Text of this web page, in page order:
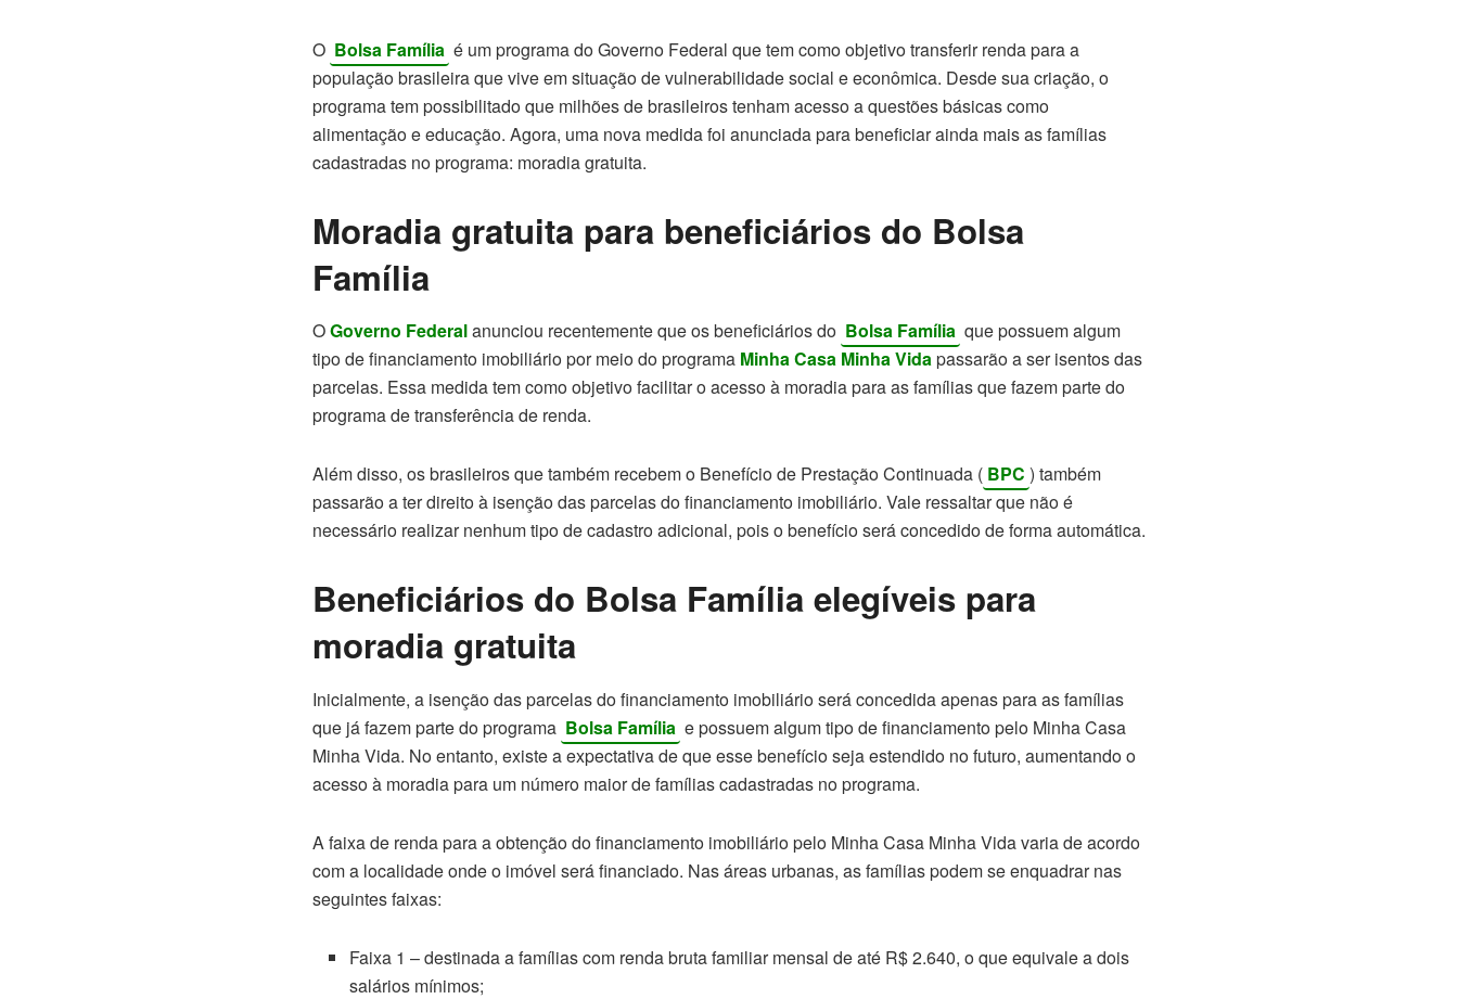
O Bolsa Família é um programa do Governo Federal que tem como objetivo transferir renda para a
população brasileira que vive em situação de vulnerabilidade social e econômica. Desde sua criação, o
programa tem possibilitado que milhões de brasileiros tenham acesso a questões básicas como
alimentação e educação. Agora, uma nova medida foi anunciada para beneficiar ainda mais as famílias
cadastradas no programa: moradia gratuita.
Moradia gratuita para beneficiários do Bolsa
Família
OGoverno Federalanunciou recentemente que os beneficiários do Bolsa Família que possuem algum
tipo de financiamento imobiliário por meio do programa Minha Casa Minha Vidapassarão a ser isentos das
parcelas. Essa medida tem como objetivo facilitar o acesso à moradia para as famílias que fazem parte do
programa de transferência de renda.
Além disso, os brasileiros que também recebem o Benefício de Prestação Continuada ( BPC ) também
passarão a ter direito à isenção das parcelas do financiamento imobiliário. Vale ressaltar que não é
necessário realizar nenhum tipo de cadastro adicional, pois o benefício será concedido de forma automática.
Beneficiários do Bolsa Família elegíveis para
moradia gratuita
Inicialmente, a isenção das parcelas do financiamento imobiliário será concedida apenas para as famílias
que já fazem parte do programa Bolsa Família e possuem algum tipo de financiamento pelo Minha Casa
Minha Vida. No entanto, existe a expectativa de que esse benefício seja estendido no futuro, aumentando o
acesso à moradia para um número maior de famílias cadastradas no programa.
A faixa de renda para a obtenção do financiamento imobiliário pelo Minha Casa Minha Vida varia de acordo
com a localidade onde o imóvel será financiado. Nas áreas urbanas, as famílias podem se enquadrar nas
seguintes faixas:
Faixa 1 – destinada a famílias com renda bruta familiar mensal de até R$ 2.640, o que equivale a dois
salários mínimos;